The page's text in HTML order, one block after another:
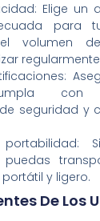
Elige un
para
el volumen
seguridad y
y ligero.
De Los